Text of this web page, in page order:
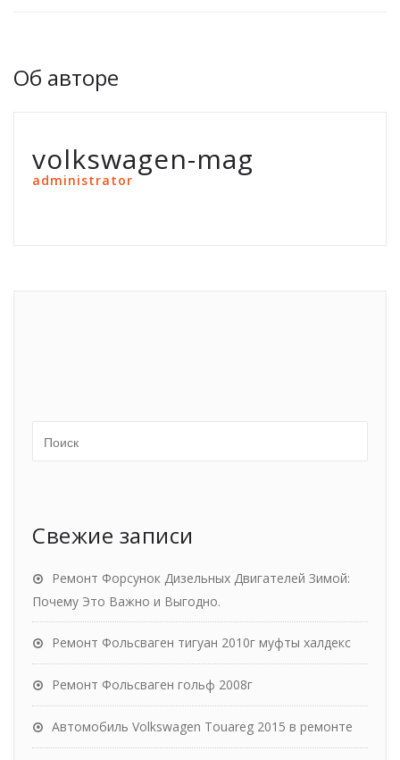
Об авторе
volkswagen-mag
administrator
Свежие записи
Ремонт Форсунок Дизельных Двигателей Зимой:
Почему Это Важно и Выгодно.
Ремонт Фольсваген тигуан 2010г муфты халдекс
Ремонт Фольсваген гольф 2008г
Автомобиль Volkswagen Touareg 2015 в ремонте